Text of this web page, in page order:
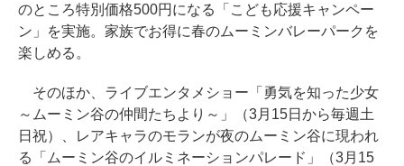
のところ特別価格500円になる「こども応援キャンペー
ン」を実施。家族でお得に春のムーミンバレーパークを
楽しめる。
そのほか、ライブエンタメショー「勇気を知った少女
～ムーミン谷の仲間たちより～」（3月15日から毎週土
日祝）、レアキャラのモランが夜のムーミン谷に現われ
る「ムーミン谷のイルミネーションパレード」（3月15